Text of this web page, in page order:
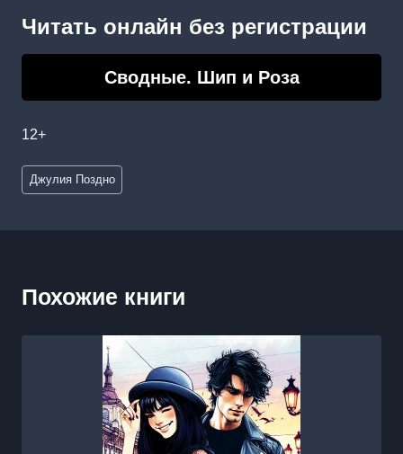
Читать онлайн без регистрации
Сводные. Шип и Роза
12+
Метки
записи:
Джулия Поздно
Похожие книги